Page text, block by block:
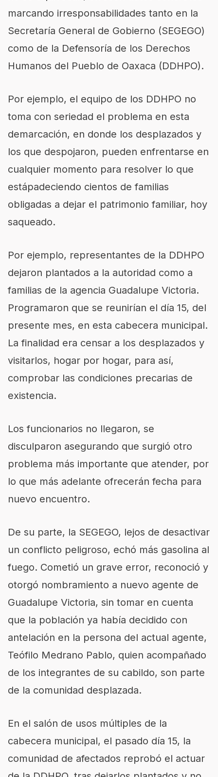
marcando irresponsabilidades tanto en la
Secretaría General de Gobierno (SEGEGO)
como de la Defensoría de los Derechos
Humanos del Pueblo de Oaxaca (DDHPO).
Por ejemplo, el equipo de los DDHPO no
toma con seriedad el problema en esta
demarcación, en donde los desplazados y
los que despojaron, pueden enfrentarse en
cualquier momento para resolver lo que
estápadeciendo cientos de familias
obligadas a dejar el patrimonio familiar, hoy
saqueado.
Por ejemplo, representantes de la DDHPO
dejaron plantados a la autoridad como a
familias de la agencia Guadalupe Victoria.
Programaron que se reunirían el día 15, del
presente mes, en esta cabecera municipal.
La finalidad era censar a los desplazados y
visitarlos, hogar por hogar, para así,
comprobar las condiciones precarias de
existencia.
Los funcionarios no llegaron, se
disculparon asegurando que surgió otro
problema más importante que atender, por
lo que más adelante ofreceránfecha para
nuevo encuentro.
De su parte, la SEGEGO, lejos de desactivar
un conflicto peligroso, echó más gasolina al
fuego. Cometió un grave error, reconoció y
otorgó nombramiento a nuevo agente de
Guadalupe Victoria, sin tomar en cuenta
que la población ya había decidido con
antelación en la persona del actual agente,
Teófilo Medrano Pablo, quien acompañado
de los integrantes de su cabildo, son parte
de la comunidad desplazada.
En el salón de usos múltiples de la
cabecera municipal, el pasado día 15, la
comunidad de afectados reprobó el actuar